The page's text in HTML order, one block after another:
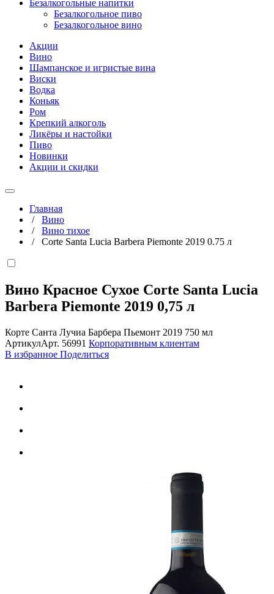
Безалкогольные напитки
Безалкогольное пиво
Безалкогольное вино
Акции
Вино
Шампанское и игристые вина
Виски
Водка
Коньяк
Ром
Крепкий алкоголь
Ликёры и настойки
Пиво
Новинки
Акции и скидки
Главная
/ Вино
/ Вино тихое
/ Corte Santa Lucia Barbera Piemonte 2019 0.75 л
Вино Красное Сухое Corte Santa Lucia
Barbera Piemonte 2019 0,75 л
Корте Санта Лучиа Барбера Пьемонт 2019 750 мл
АртикулАрт. 56991 Корпоративным клиентам
В избранное Поделиться